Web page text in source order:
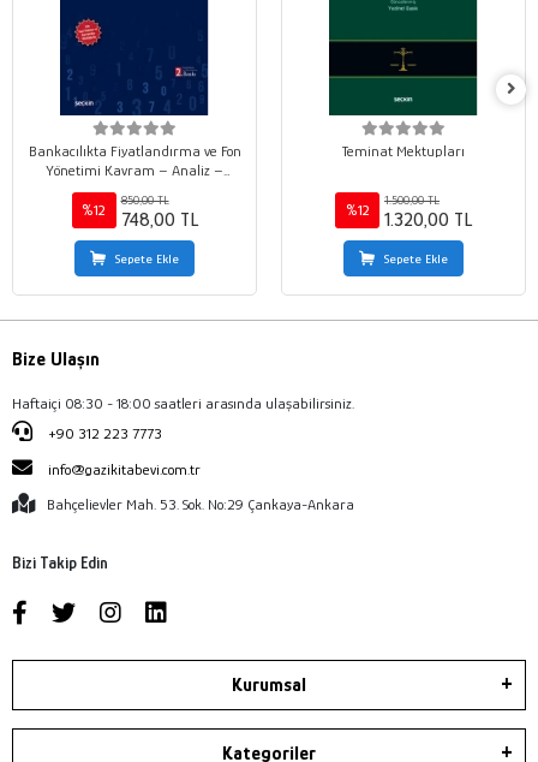
Bankacılıkta Fiyatlandırma ve Fon
Yönetimi Kavram – Analiz –
Uygulama
%12
850,00 TL
748,00 TL
Sepete Ekle
Teminat Mektupları
%12
1.500,00 TL
1.320,00 TL
Sepete Ekle
Bize Ulaşın
Haftaiçi 08:30 - 18:00 saatleri arasında ulaşabilirsiniz.
+90 312 223 7773
info@gazikitabevi.com.tr
Bahçelievler Mah. 53. Sok. No:29 Çankaya-Ankara
Bizi Takip Edin
Kurumsal
Kategoriler